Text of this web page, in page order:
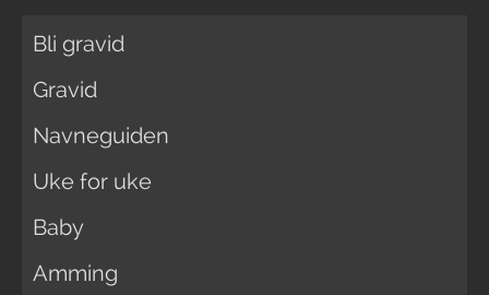
Bli gravid
Gravid
Navneguiden
Uke for uke
Baby
Amming